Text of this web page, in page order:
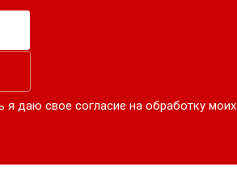
я даю свое согласие на обработку моих